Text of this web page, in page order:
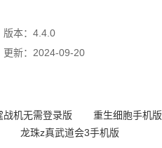
版本： 4.4.0
更新： 2024-09-20
战机无需登录版
重生细胞手机版
龙珠z真武道会3手机版